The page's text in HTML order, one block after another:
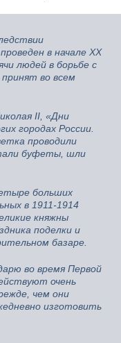
в начале XX
людей в борьбе с
во всем
II, «Дни
городах России.
проводили
буфеты, шли
больших
в 1911-1914
княжны
поделки и
базаре.
во время Первой
очень
чем они
изготовить